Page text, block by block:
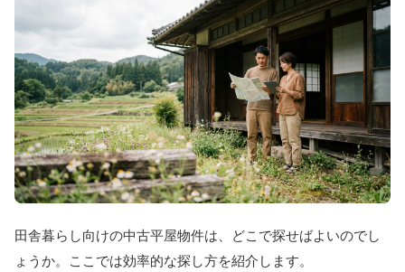
田舎暮らし向けの中古平屋物件は、どこで探せばよいのでし
ょうか。ここでは効率的な探し方を紹介します。